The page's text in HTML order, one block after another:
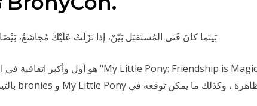
بَينَما كانَ فَتى المُستَقبَل بَيّنْ، إذا نَزَلَتْ عَلَيْكَ مُجاشعٌ، بَيْضَاءُ